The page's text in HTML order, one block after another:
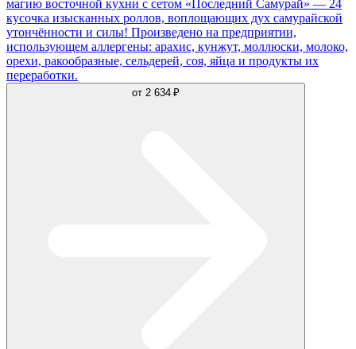
магию восточной кухни с сетом «Последний Самурай» — 24
кусочка изысканных роллов, воплощающих дух самурайской
утончённости и силы! Произведено на предприятии,
использующем аллергены: арахис, кунжут, моллюски, молоко,
орехи, ракообразные, сельдерей, соя, яйца и продукты их
переработки.
от 2 634 ₽